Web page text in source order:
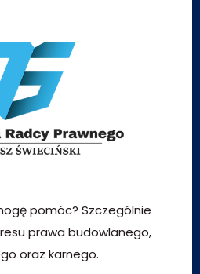
pomóc? Szczególnie
prawa budowlanego,
oraz karnego.